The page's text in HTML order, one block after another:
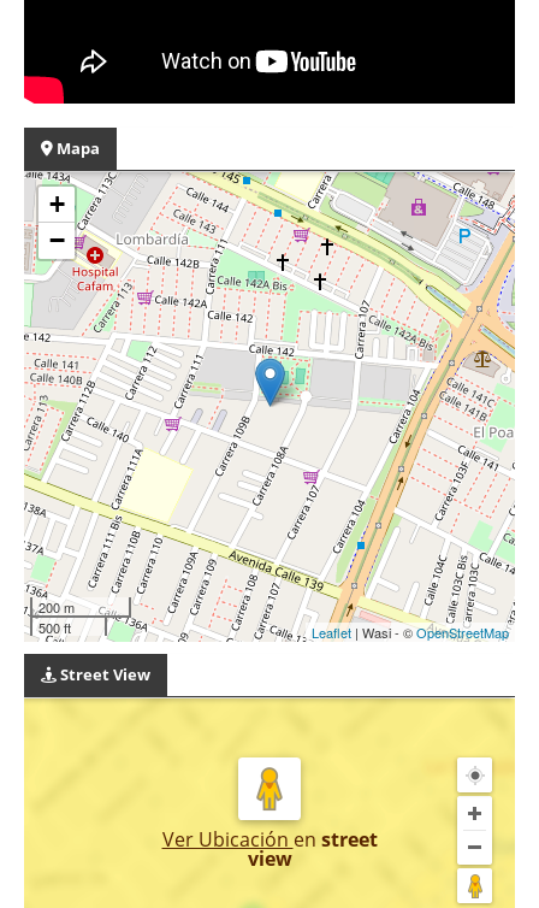
Mapa
+
−
200 m
500 ft
Leaflet | Wasi - ©OpenStreetMap
Street View
Ver Ubicación en street
view